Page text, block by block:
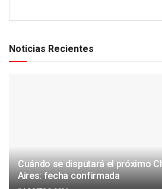
Noticias Recientes
Cuándo se disputará el próximo
Aires: fecha confirmada